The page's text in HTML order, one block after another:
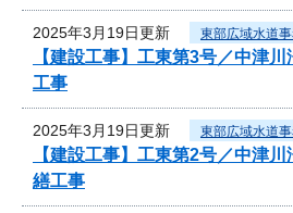
2025年3月19日更新 東部広域水道
【建設工事】工東第3号／中津
工事
2025年3月19日更新 東部広域水道
【建設工事】工東第2号／中津
繕工事